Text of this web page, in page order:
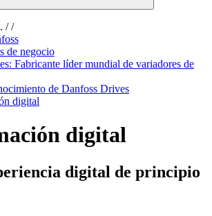
/ /
de negocio
Fabricante líder mundial de variadores de
de Danfoss Drives
digital
digital
digital de principio